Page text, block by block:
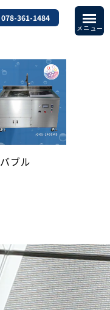
078-361-1484
ブル